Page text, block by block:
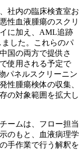
社内の臨床検査室お
性血液腫瘍のスクリ
に加え、AML追跡
した。これらのパ
国の両方で提供さ
使用される予定で
パネルスクリーニン
性腫瘍検体の収集、
の対象範囲を拡大し
ームは、フロー担当
のもと、血液病理学
手作業で行う解釈を